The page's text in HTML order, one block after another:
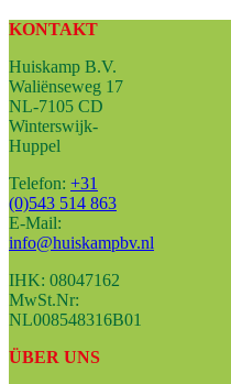
KONTAKT
Huiskamp B.V.
Waliënseweg 17
NL-7105 CD
Winterswijk-
Huppel
Telefon: +31
(0)543 514 863
E-Mail:
info@huiskampbv.nl
IHK: 08047162
MwSt.Nr:
NL008548316B01
ÜBER UNS